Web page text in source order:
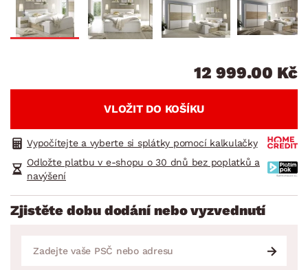
12 999.00 Kč
VLOŽIT DO KOŠÍKU
Vypočítejte a vyberte si splátky pomocí kalkulačky
Odložte platbu v e-shopu o 30 dnů bez poplatků a
navýšení
Zjistěte dobu dodání nebo vyzvednutí